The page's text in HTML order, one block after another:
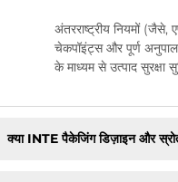
अंतरराष्ट्रीय नियमों
चेकपॉइंट्स और पूर्ण
के माध्यम से उत्पाद सुरक्षा
क्या INTE पैकेजिंग डिज़ाइन और